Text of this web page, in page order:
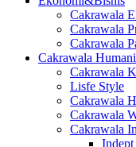
Cakrawala
Cakrawala
Cakrawala
Cakrawala
Cakrawala
Lisfe Style
Cakrawala
Cakrawala
Cakrawala